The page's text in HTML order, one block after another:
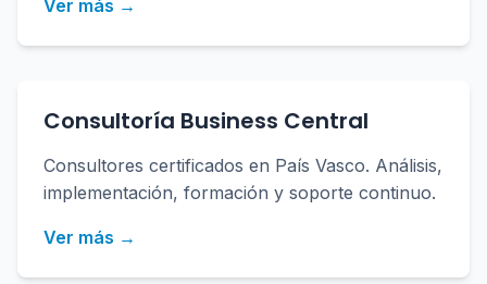
Ver más →
Consultoría Business Central
Consultores certificados en País Vasco. Análisis,
implementación, formación y soporte continuo.
Ver más →